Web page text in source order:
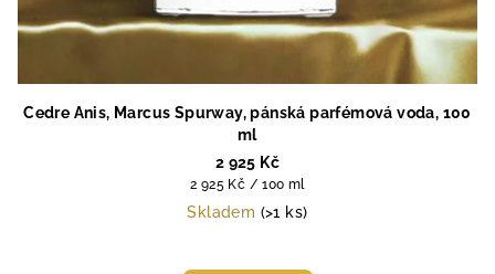
Cedre Anis, Marcus Spurway, pánská parfémová voda, 100
ml
2 925 Kč
Měrná
cena:
2 925 Kč / 100 ml
Skladem (>1 ks)